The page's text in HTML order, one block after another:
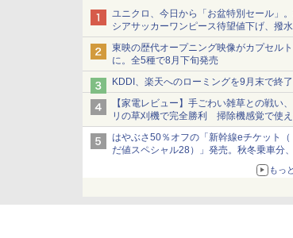
ユニクロ、今日から「お盆特別セール」
シアサッカーワンピース待望値下げ、撥
ショーツは1990円に
東映の歴代オープニング映像がカプセル
に。全5種で8月下旬発売
KDDI、楽天へのローミングを9月末で終了
【家電レビュー】手ごわい雑草との戦い
リの草刈機で完全勝利 掃除機感覚で使
はやぶさ50％オフの「新幹線eチケット（
だ値スペシャル28）」発売。秋冬乗車分
もっ